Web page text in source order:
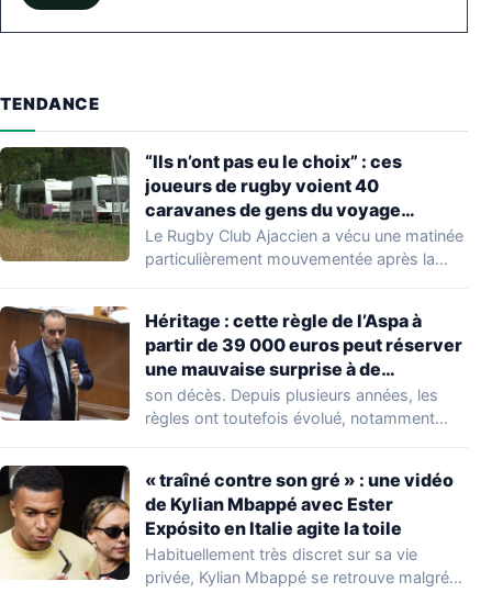
TENDANCE
“Ils n’ont pas eu le choix” : ces
joueurs de rugby voient 40
caravanes de gens du voyage
s’installer dans leur stade, ils les
délogent en moins d’1 heure
Le Rugby Club Ajaccien a vécu une matinée
particulièrement mouvementée après la
Héritage : cette règle de l’Aspa à
partir de 39 000 euros peut réserver
une mauvaise surprise à de
nombreuses familles
son décès. Depuis plusieurs années, les
règles ont toutefois évolué, notamment
« traîné contre son gré » : une vidéo
de Kylian Mbappé avec Ester
Expósito en Italie agite la toile
Habituellement très discret sur sa vie
privée, Kylian Mbappé se retrouve malgré